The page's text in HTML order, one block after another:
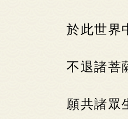
於此世界
不退諸菩
願共諸眾